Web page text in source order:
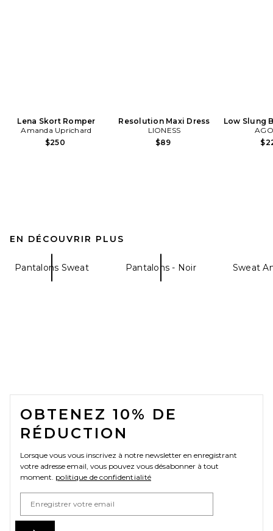
Lena Skort Romper
Amanda Uprichard
$250
Resolution Maxi Dress
LIONESS
$89
Low Slung
EN DÉCOUVRIR PLUS
Pantalons Sweat Pantalons - Noir Sweat
FOOTER
OBTENEZ 10% DE
RÉDUCTION
Lorsque vous vous inscrivez à notre newsletter en enregistrant
votre adresse email, vous pouvez vous désabonner à tout
moment. politique de confidentialité